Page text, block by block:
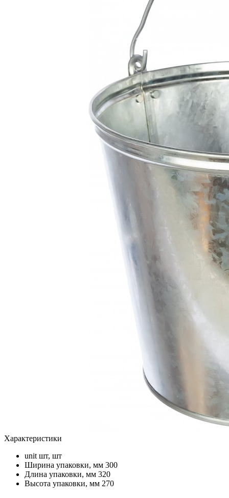
Характеристики
unit шт, шт
Ширина упаковки, мм 300
Длина упаковки, мм 320
Высота упаковки, мм 270